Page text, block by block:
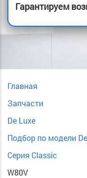
Гарантируем
Главная
Запчасти
De Luxe
Подбор по модели
Серия Classic
W80V